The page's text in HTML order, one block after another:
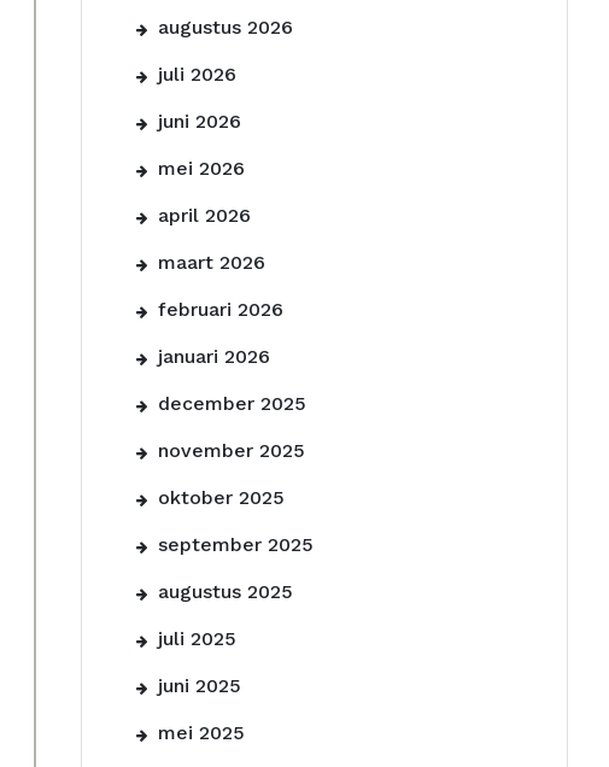
augustus 2026
juli 2026
juni 2026
mei 2026
april 2026
maart 2026
februari 2026
januari 2026
december 2025
november 2025
oktober 2025
september 2025
augustus 2025
juli 2025
juni 2025
mei 2025